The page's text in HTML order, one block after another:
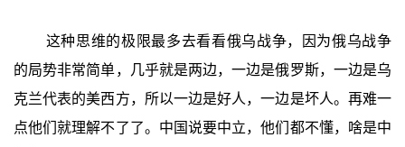
这种思维的极限最多去看看俄乌战争，因为俄乌战争
的局势非常简单，几乎就是两边，一边是俄罗斯，一边是乌
克兰代表的美西方，所以一边是好人，一边是坏人。再难一
点他们就理解不了了。中国说要中立，他们都不懂，啥是中